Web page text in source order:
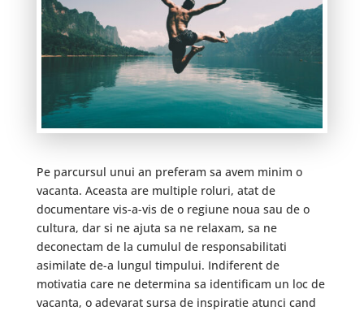
Pe parcursul unui an preferam sa avem minim o
vacanta. Aceasta are multiple roluri, atat de
documentare vis-a-vis de o regiune noua sau de o
cultura, dar si ne ajuta sa ne relaxam, sa ne
deconectam de la cumulul de responsabilitati
asimilate de-a lungul timpului. Indiferent de
motivatia care ne determina sa identificam un loc de
vacanta, o adevarat sursa de inspiratie atunci cand